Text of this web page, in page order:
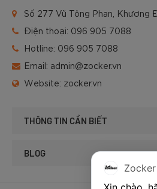
Số 277 Vũ Tông Phan, Khương
Điện thoại: 096 905 7088
Hotline: 096 905 7088
Email: admin@zocker.vn
Website: zocker.vn
THÔNG TIN CẦN BIẾT
BLOG